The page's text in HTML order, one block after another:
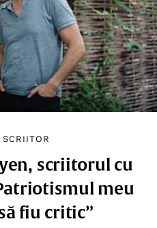
SCRIITOR
scriitorul cu
meu
fiu critic”